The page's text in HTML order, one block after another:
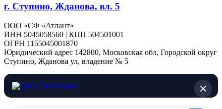
г. Ступино, Жданова, вл. 5
ООО «СФ «Атлант»
ИНН 5045058560 | КПП 504501001
ОГРН 1155045001870
Юридический адрес 142800, Московская обл, Городской округ
Ступино, Жданова ул, владение № 5